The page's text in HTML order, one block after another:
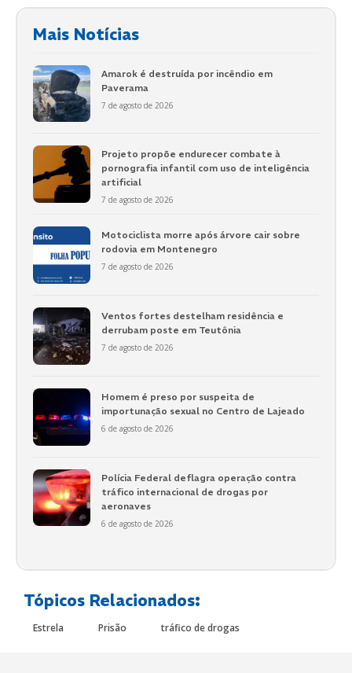
Mais Notícias
Amarok é destruída por incêndio em
Paverama
7 de agosto de 2026
Projeto propõe endurecer combate à
pornografia infantil com uso de inteligência
artificial
7 de agosto de 2026
Motociclista morre após árvore cair sobre
rodovia em Montenegro
7 de agosto de 2026
Ventos fortes destelham residência e
derrubam poste em Teutônia
7 de agosto de 2026
Homem é preso por suspeita de
importunação sexual no Centro de Lajeado
6 de agosto de 2026
Polícia Federal deflagra operação contra
tráfico internacional de drogas por
aeronaves
6 de agosto de 2026
Tópicos Relacionados:
Estrela Prisão tráfico de drogas